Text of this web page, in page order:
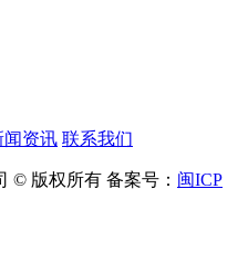
闻资讯 联系我们
© 版权所有 备案号： 闽ICP